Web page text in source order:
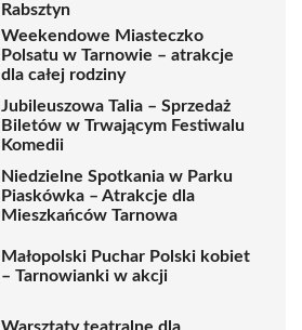
Rabsztyn
Weekendowe Miasteczko
Polsatu w Tarnowie – atrakcje
dla całej rodziny
Jubileuszowa Talia – Sprzedaż
Biletów w Trwającym Festiwalu
Komedii
Niedzielne Spotkania w Parku
Piaskówka – Atrakcje dla
Mieszkańców Tarnowa
Małopolski Puchar Polski kobiet
– Tarnowianki w akcji
Warsztaty teatralne dla